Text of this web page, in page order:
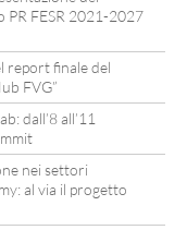
PR FESR 2021-2027
report finale del
FVG”
dall’8 all’11
nei settori
al via il progetto